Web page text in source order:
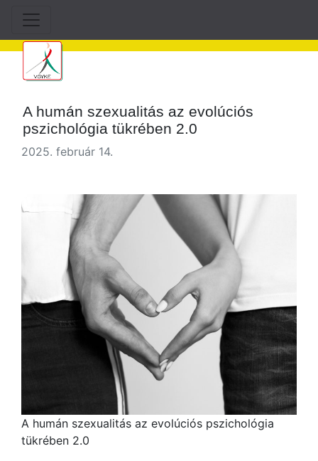
A humán szexualitás az evolúciós
pszichológia tükrében 2.0
2025. február 14.
A humán szexualitás az evolúciós pszichológia
tükrében 2.0